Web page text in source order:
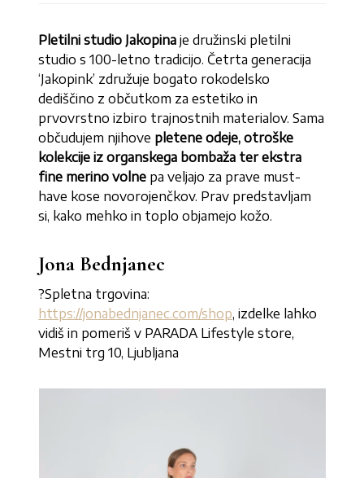
Pletilni studio Jakopina je družinski pletilni
studio s 100-letno tradicijo. Četrta generacija
‘Jakopink’ združuje bogato rokodelsko
dediščino z občutkom za estetiko in
prvovrstno izbiro trajnostnih materialov. Sama
občudujem njihove pletene odeje, otroške
kolekcije iz organskega bombaža ter ekstra
fine merino volne pa veljajo za prave must-
have kose novorojenčkov. Prav predstavljam
si, kako mehko in toplo objamejo kožo.
Jona Bednjanec
?Spletna trgovina:
https://jonabednjanec.com/shop, izdelke lahko
vidiš in pomeriš v PARADA Lifestyle store,
Mestni trg 10, Ljubljana